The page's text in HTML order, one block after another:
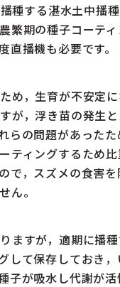
種する湛水土中播
繁期の種子コーテ
播機も必要です。
，生育が不安定
が，浮き苗の発生
らの問題があった
ティングするため
で，スズメの食害
ん。
ますが，適期に播
して保存しておき
子が吸水し代謝が